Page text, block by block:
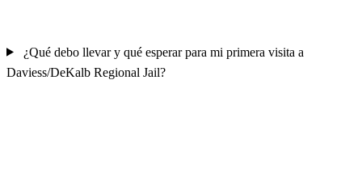
¿Qué debo llevar y qué esperar para mi primera visita a
Daviess/DeKalb Regional Jail?